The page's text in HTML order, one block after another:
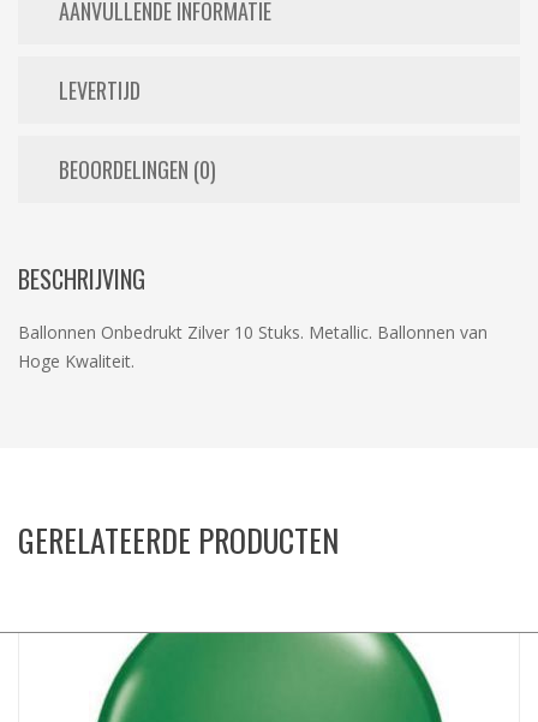
AANVULLENDE INFORMATIE
LEVERTIJD
BEOORDELINGEN (0)
BESCHRIJVING
Ballonnen Onbedrukt Zilver 10 Stuks. Metallic. Ballonnen van
Hoge Kwaliteit.
GERELATEERDE PRODUCTEN